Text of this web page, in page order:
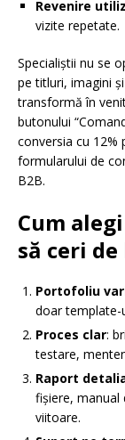
Revenire
vizite repetate.
Specialiștii nu se
pe titluri, imagini
transformă în
butonului
conversia cu 12%
formularului de
B2B.
Cum
să ceri de
Portofoliu
doar template-
Proces clar:
testare,
Raport
fișiere, manual
viitoare.